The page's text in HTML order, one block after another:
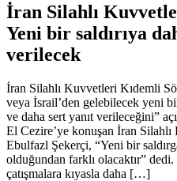
İran Silahlı
Yeni bir saldırıya
verilecek
İran Silahlı Kuvvetleri Kıdemli
veya İsrail’den gelebilecek yeni
ve daha sert yanıt verileceğini”
El Cezire’ye konuşan İran
Ebulfazl Şekerçi, “Yeni bir
olduğundan farklı olacaktır” dedi.
çatışmalara kıyasla daha […]